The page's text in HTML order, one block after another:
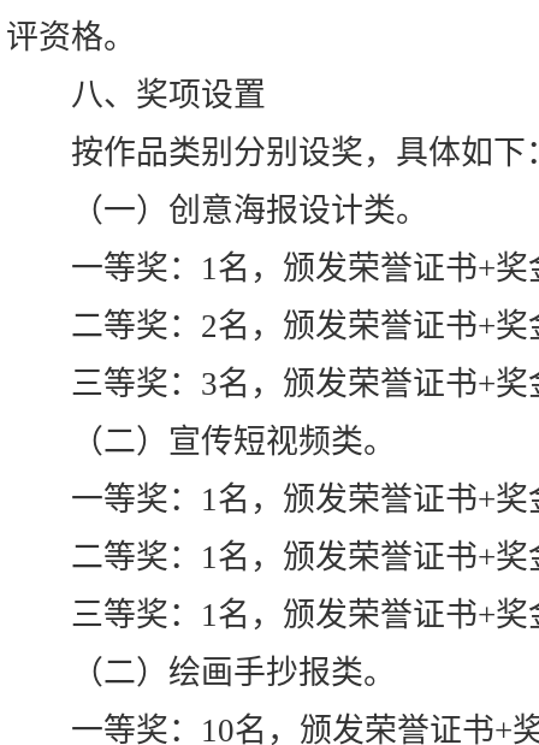
评资格。
八、奖项设置
按作品类别分别设奖，具体如下
（一）创意海报设计类。
一等奖：1名，颁发荣誉证书+奖
二等奖：2名，颁发荣誉证书+奖
三等奖：3名，颁发荣誉证书+奖
（二）宣传短视频类。
一等奖：1名，颁发荣誉证书+奖
二等奖：1名，颁发荣誉证书+奖
三等奖：1名，颁发荣誉证书+奖
（二）绘画手抄报类。
一等奖：10名，颁发荣誉证书+